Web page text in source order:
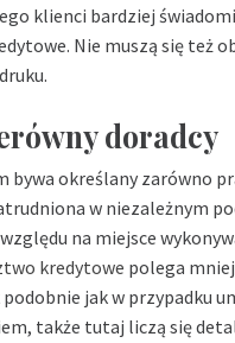
klienci bardziej
Nie muszą się też
doradcy
bywa określany zarówno
w niezależnym
na miejsce
kredytowe polega
jak w przypadku
także tutaj liczą się